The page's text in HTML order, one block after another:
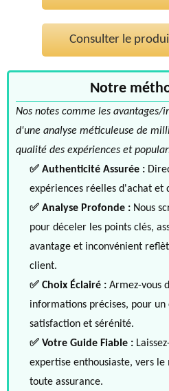
Consulter le
Notre
Nos notes comme les avantages/
d'une analyse méticuleuse de
qualité des expériences et
✅ Authenticité Assurée :
expériences réelles d'achat et
✅ Analyse Profonde : Nous
pour déceler les points clés,
avantage et inconvénient
client.
✅ Choix Éclairé : Armez-vous
informations précises, pour
satisfaction et sérénité.
✅ Votre Guide Fiable :
expertise enthousiaste, vers
toute assurance.